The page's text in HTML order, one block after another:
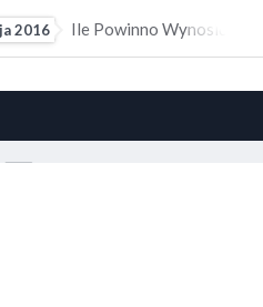
Ile Powinno Wynosić Kieszonkowe?